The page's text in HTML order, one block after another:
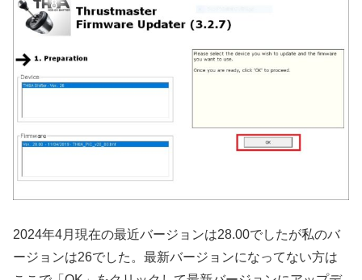
2024年4月現在の最近バージョンは28.00でしたが私のバ
ージョンは26でした。最新バージョンになってない方は